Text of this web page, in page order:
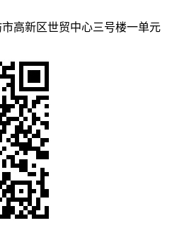
高新区世贸中心三号楼一单元